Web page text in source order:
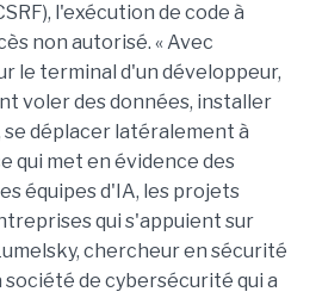
l'exécution de code à
non autorisé. « Avec
le terminal d'un développeur,
voler des données, installer
déplacer latéralement à
qui met en évidence des
équipes d'IA, les projets
qui s'appuient sur
chercheur en sécurité
société de cybersécurité qui a